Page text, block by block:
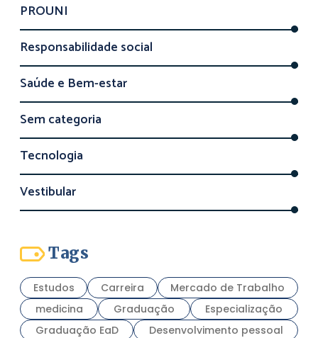
PROUNI
Responsabilidade social
Saúde e Bem-estar
Sem categoria
Tecnologia
Vestibular
Tags
Estudos Carreira
Mercado de Trabalho
medicina
Graduação
Especialização
Graduação EaD
Desenvolvimento pessoal